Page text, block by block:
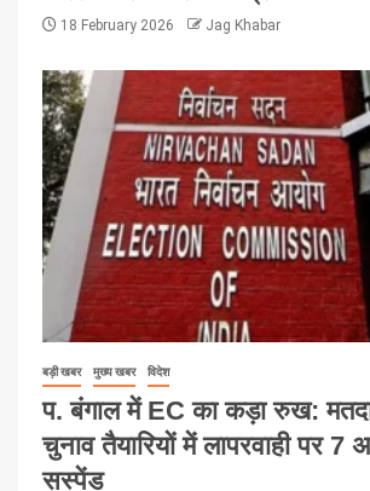
18 February 2026 Jag Khabar
बड़ी खबर मुख्य खबर विदेश
प. बंगाल में EC का कड़ा रुख:
चुनाव तैयारियों में लापरवाही पर 7
सस्पेंड